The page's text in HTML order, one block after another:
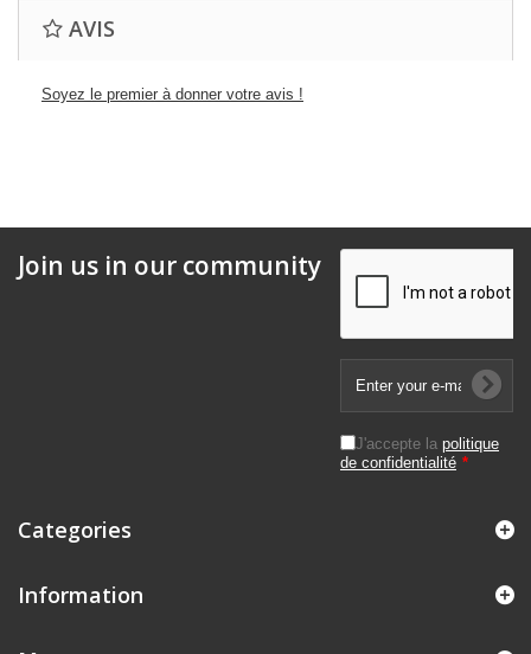
AVIS
Soyez le premier à donner votre avis !
Join us in our community
J'accepte la politique
de confidentialité *
Categories
Information